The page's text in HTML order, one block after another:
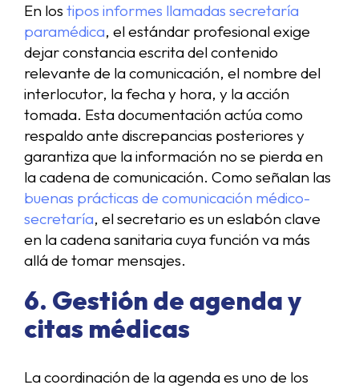
En los tipos informes llamadas secretaría
paramédica, el estándar profesional exige
dejar constancia escrita del contenido
relevante de la comunicación, el nombre del
interlocutor, la fecha y hora, y la acción
tomada. Esta documentación actúa como
respaldo ante discrepancias posteriores y
garantiza que la información no se pierda en
la cadena de comunicación. Como señalan las
buenas prácticas de comunicación médico-
secretaría, el secretario es un eslabón clave
en la cadena sanitaria cuya función va más
allá de tomar mensajes.
6. Gestión de agenda y
citas médicas
La coordinación de la agenda es uno de los